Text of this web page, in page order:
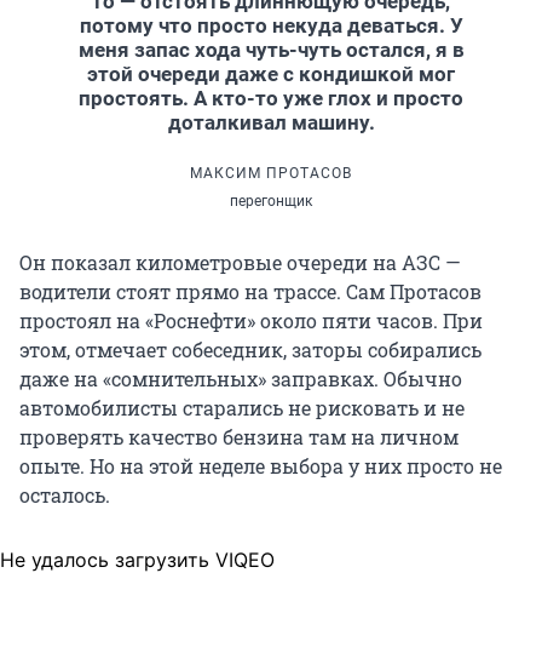
потому что просто некуда деваться. У
меня запас хода чуть-чуть остался, я в
этой очереди даже с кондишкой мог
простоять. А кто-то уже глох и просто
доталкивал машину.
МАКСИМ ПРОТАСОВ
перегонщик
Он показал километровые очереди на АЗС —
водители стоят прямо на трассе. Сам Протасов
простоял на «Роснефти» около пяти часов. При
этом, отмечает собеседник, заторы собирались
даже на «сомнительных» заправках. Обычно
автомобилисты старались не рисковать и не
проверять качество бензина там на личном
опыте. Но на этой неделе выбора у них просто не
осталось.
Не удалось загрузить VIQEO